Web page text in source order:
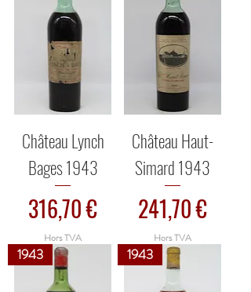
Château Lynch
Bages 1943
Prix
316,70 €
Hors TVA
Château Haut-
Simard 1943
Prix
241,70 €
Hors TVA
1943 1943